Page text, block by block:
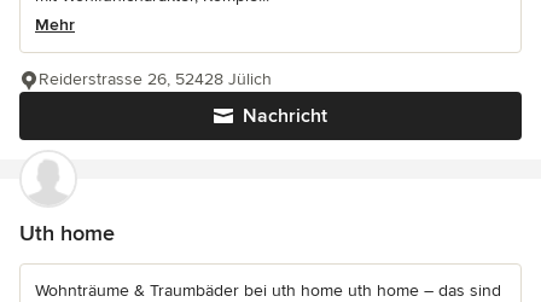
Mehr
Nachricht
Reiderstrasse 26, 52428 Jülich
Uth home
Wohnträume & Traumbäder bei uth home uth home – das sind